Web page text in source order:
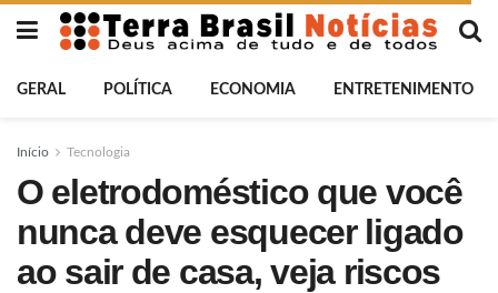
GERAL POLÍTICA ECONOMIA ENTRETENIMENTO
Início Tecnologia
O eletrodoméstico que você
nunca deve esquecer ligado
ao sair de casa, veja riscos